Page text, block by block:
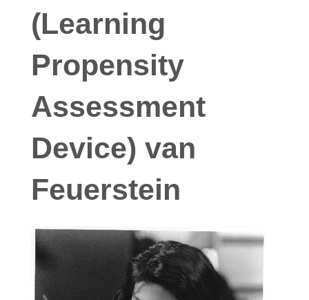
(Learning
Propensity
Assessment
Device) van
Feuerstein